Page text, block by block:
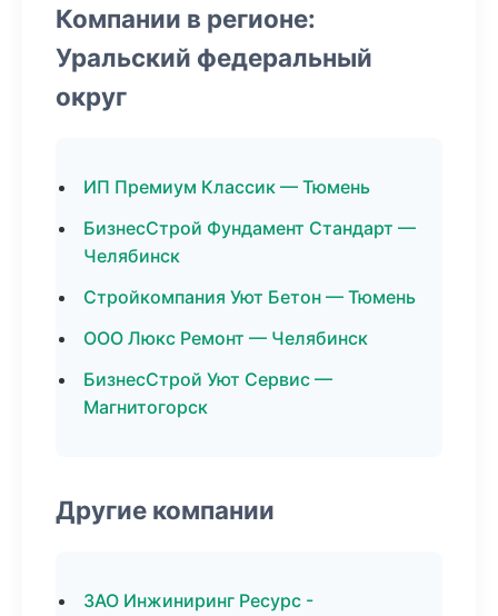
Компании в регионе:
Уральский федеральный
округ
ИП Премиум Классик — Тюмень
БизнесСтрой Фундамент Стандарт —
Челябинск
Стройкомпания Уют Бетон — Тюмень
ООО Люкс Ремонт — Челябинск
БизнесСтрой Уют Сервис —
Магнитогорск
Другие компании
ЗАО Инжиниринг Ресурс -